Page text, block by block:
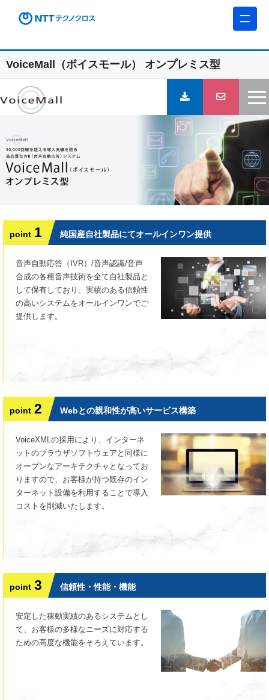
VoiceMall（ボイスモール） オンプレミス型
point 1 純国産自社製品にてオールインワン提供
音声自動応答（IVR）/音声認識/音声
合成の各種音声技術を全て自社製品と
して保有しており、実績のある信頼性
の高いシステムをオールインワンでご
提供します。
point 2 Webとの親和性が高いサービス構築
VoiceXMLの採用により、インターネ
ットのブラウザソフトウェアと同様に
オープンなアーキテクチャとなってお
りますので、お客様が持つ既存のイン
ターネット設備を利用することで導入
コストを削減いたします。
point 3 信頼性・性能・機能
安定した稼動実績のあるシステムとし
て、お客様の多様なニーズに対応する
ための高度な機能をそろえています。